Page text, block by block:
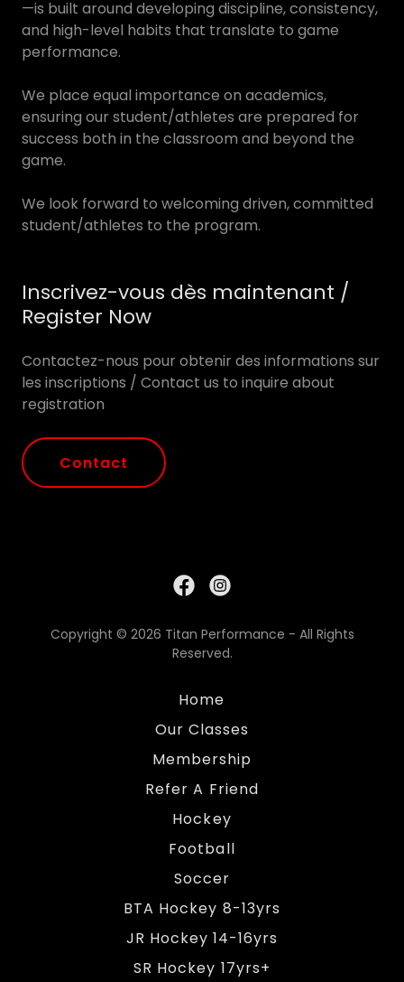
—is built around developing discipline, consistency,
and high-level habits that translate to game
performance.
We place equal importance on academics,
ensuring our student/athletes are prepared for
success both in the classroom and beyond the
game.
We look forward to welcoming driven, committed
student/athletes to the program.
Inscrivez-vous dès maintenant /
Register Now
Contactez-nous pour obtenir des informations sur
les inscriptions / Contact us to inquire about
registration
Contact
Copyright © 2026 Titan Performance - All Rights
Reserved.
Home
Our Classes
Membership
Refer A Friend
Hockey
Football
Soccer
BTA Hockey 8-13yrs
JR Hockey 14-16yrs
SR Hockey 17yrs+